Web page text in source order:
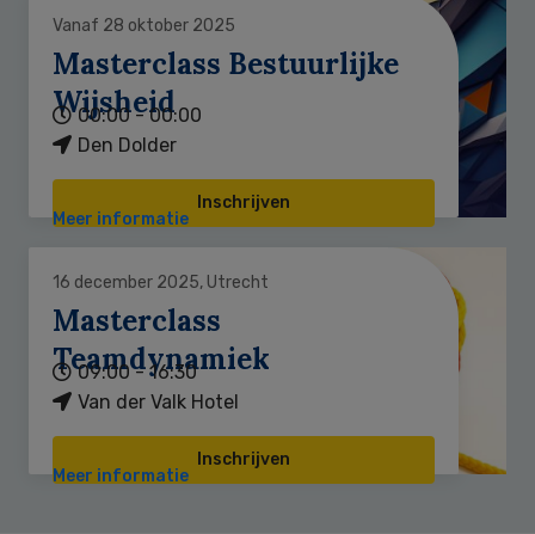
Vanaf 28 oktober 2025
Masterclass Bestuurlijke
Wijsheid
00:00 - 00:00
Den Dolder
Inschrijven
Meer informatie
16 december 2025, Utrecht
Masterclass
Teamdynamiek
09:00 - 16:30
Van der Valk Hotel
Inschrijven
Meer informatie